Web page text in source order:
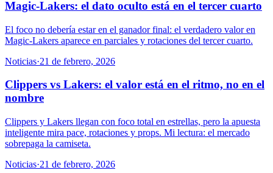
Magic-Lakers: el dato oculto está en el tercer cuarto
El foco no debería estar en el ganador final: el verdadero valor en
Magic-Lakers aparece en parciales y rotaciones del tercer cuarto.
Noticias·21 de febrero, 2026
Clippers vs Lakers: el valor está en el ritmo, no en el
nombre
Clippers y Lakers llegan con foco total en estrellas, pero la apuesta
inteligente mira pace, rotaciones y props. Mi lectura: el mercado
sobrepaga la camiseta.
Noticias·21 de febrero, 2026